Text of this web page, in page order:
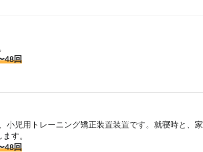
48回
小児用トレーニング矯正装置装置です。就寝時と、家
す。
48回